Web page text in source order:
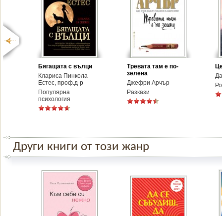
Бягащата с вълци
Клариса Пинкола
Естес, проф.д-р
Популярна
психология
Тревата там е по-
зелена
Джефри Арчър
Разкази
Други книги от този жанр